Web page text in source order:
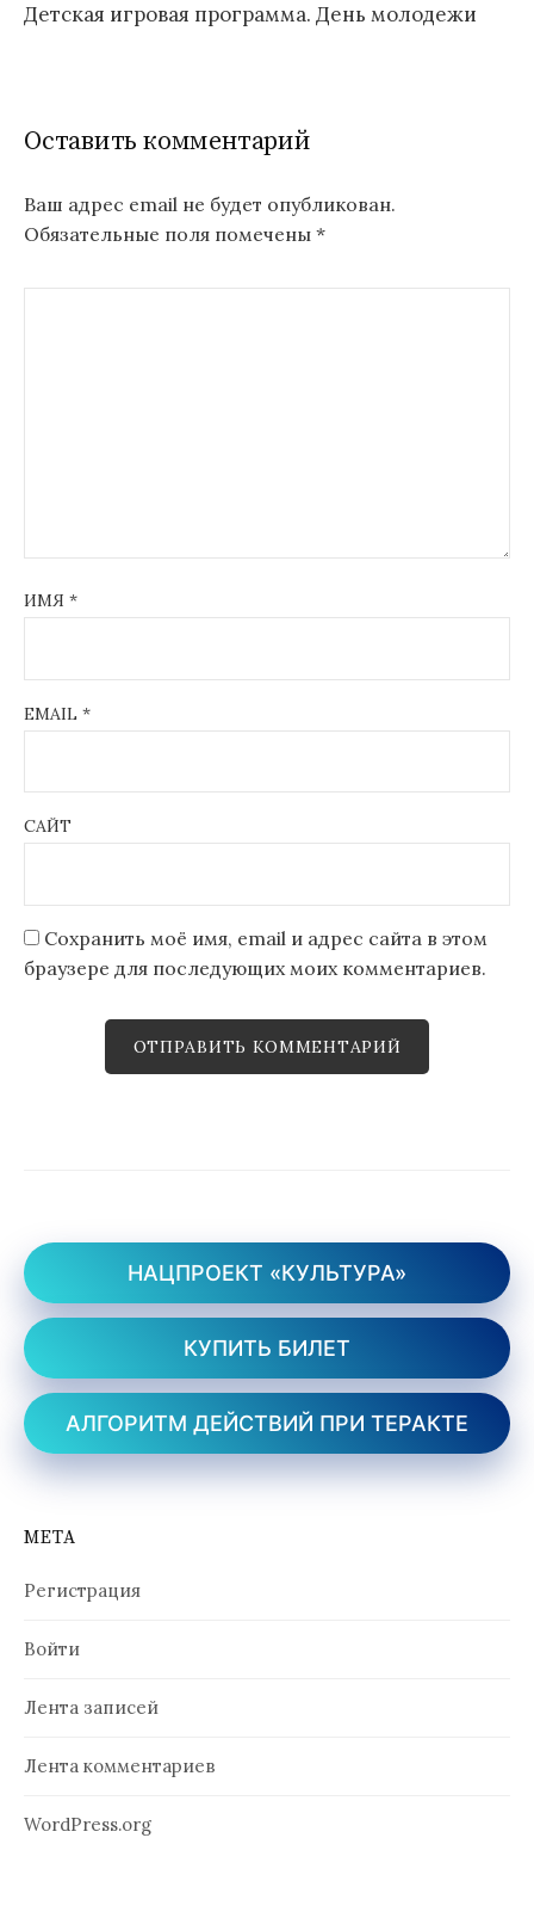
Детская игровая программа. День молодежи
Оставить комментарий
Ваш адрес email не будет опубликован.
Обязательные поля помечены *
ИМЯ *
EMAIL *
САЙТ
Сохранить моё имя, email и адрес сайта в этом
браузере для последующих моих комментариев.
НАЦПРОЕКТ «КУЛЬТУРА»
КУПИТЬ БИЛЕТ
АЛГОРИТМ ДЕЙСТВИЙ ПРИ ТЕРАКТЕ
МЕТА
Регистрация
Войти
Лента записей
Лента комментариев
WordPress.org